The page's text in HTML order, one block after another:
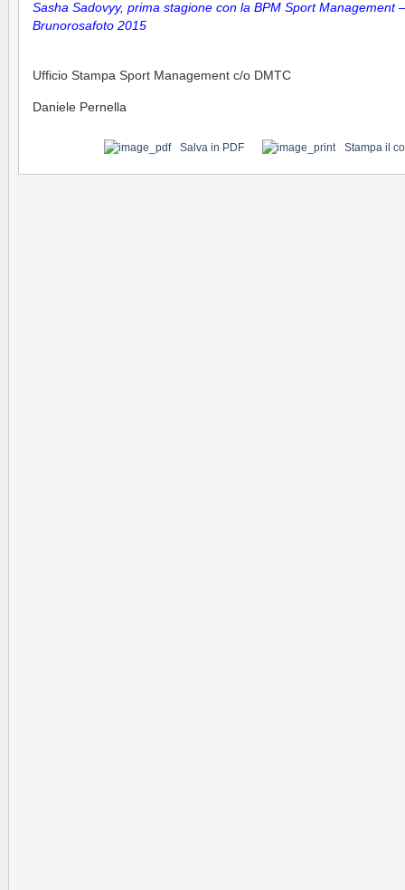
Sasha Sadovyy, prima stagione con la BPM Sport Management
Brunorosafoto 2015
Ufficio Stampa Sport Management c/o DMTC
Daniele Pernella
Salva in PDF Stampa il